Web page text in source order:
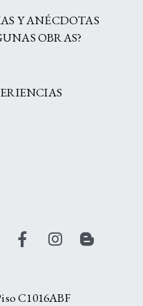
Y ANÉCDOTAS
OBRAS?
C1016ABF